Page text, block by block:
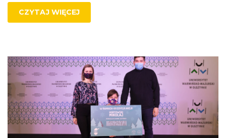
CZYTAJ WIĘCEJ